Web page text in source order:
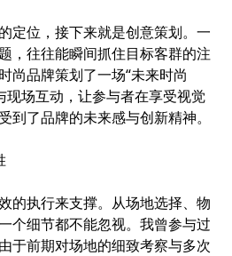
定位，接下来就是创意策划。一
，往往能瞬间抓住目标客群的注
尚品牌策划了一场“未来时尚
现场互动，让参与者在享受视觉
到了品牌的未来感与创新精神。
的执行来支撑。从场地选择、物
个细节都不能忽视。我曾参与过
于前期对场地的细致考察与多次